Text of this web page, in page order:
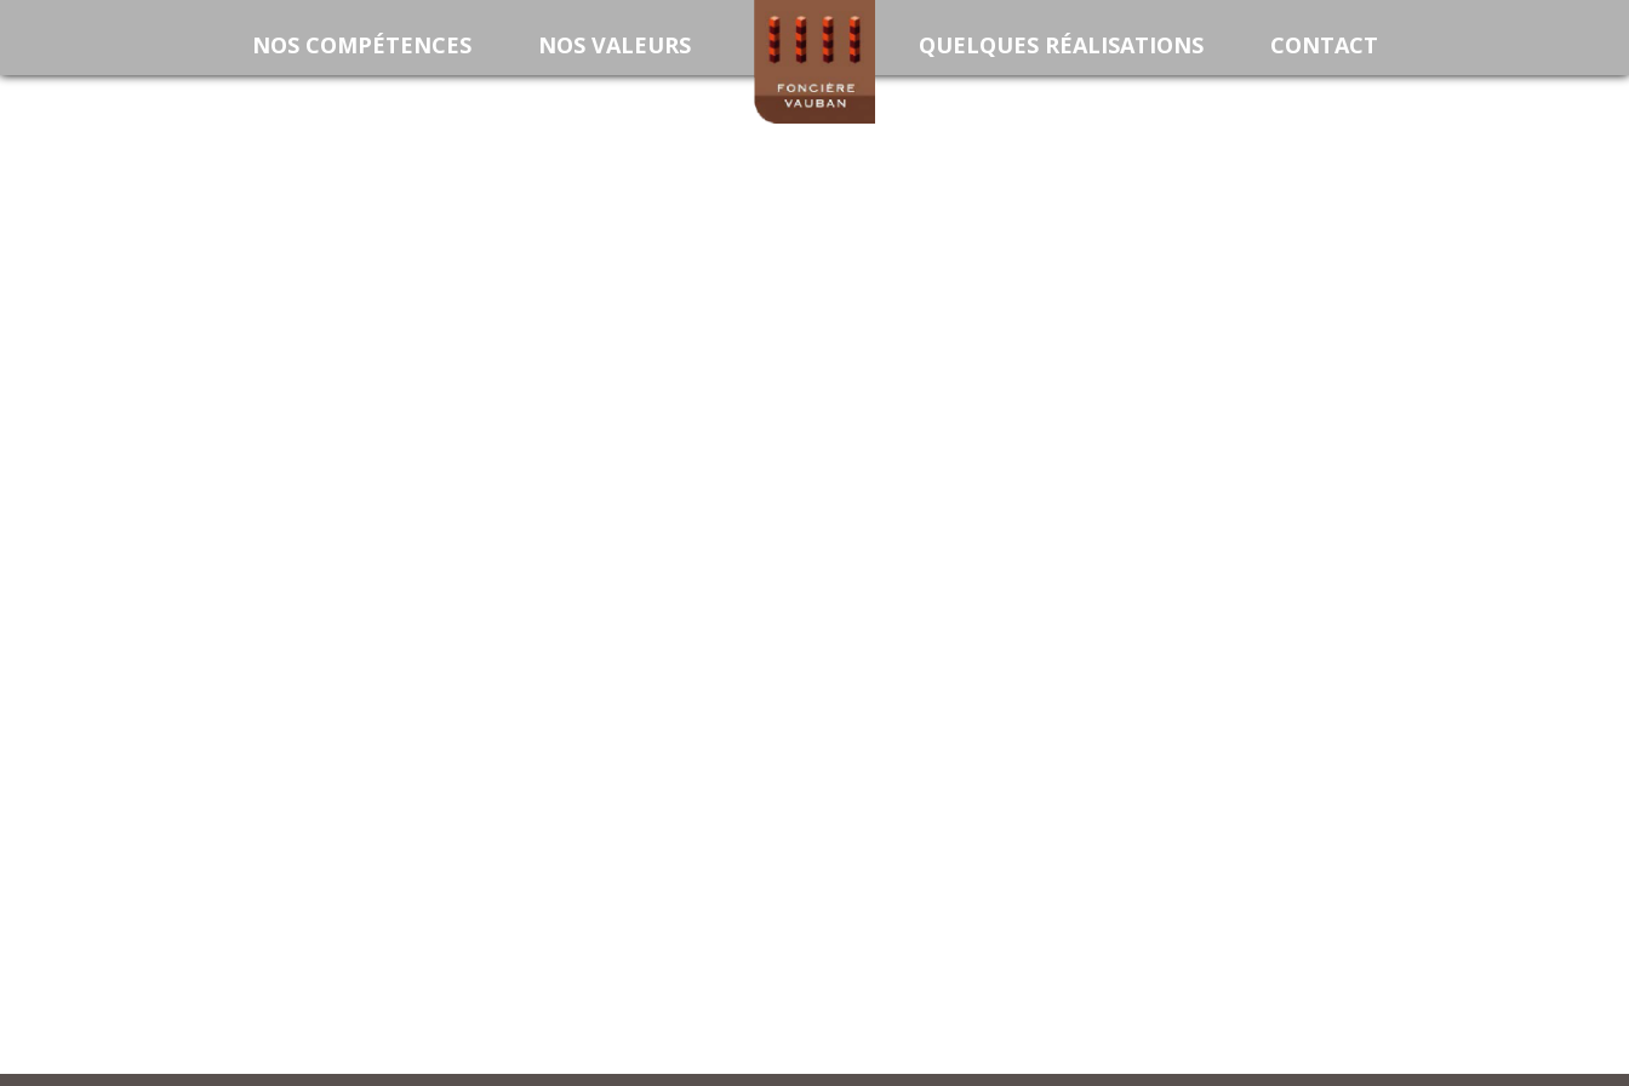
NOS COMPÉTENCES NOS VALEURS ACCUEIL QUELQUES RÉALISATIONS CONTACT